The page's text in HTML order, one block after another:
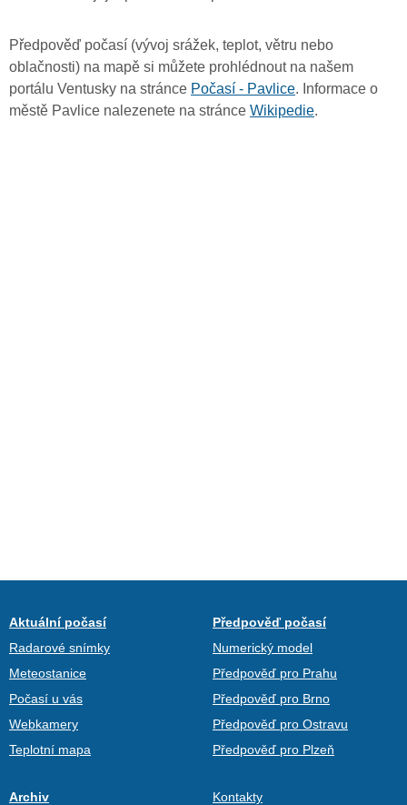
Předpověď počasí (vývoj srážek, teplot, větru nebo
oblačnosti) na mapě si můžete prohlédnout na našem
portálu Ventusky na stránce Počasí - Pavlice. Informace o
městě Pavlice nalezenete na stránce Wikipedie.
Aktuální počasí
Radarové snímky
Meteostanice
Počasí u vás
Webkamery
Teplotní mapa
Předpověď počasí
Numerický model
Předpověď pro Prahu
Předpověď pro Brno
Předpověď pro Ostravu
Předpověď pro Plzeň
Archiv Kontakty